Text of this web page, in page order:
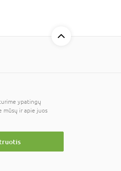
ypatingų
mūsų ir apie juos